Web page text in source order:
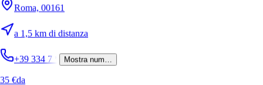
Roma, 00161
a 1,5 km di distanza
+39 334 7 Mostra num…
35 €da